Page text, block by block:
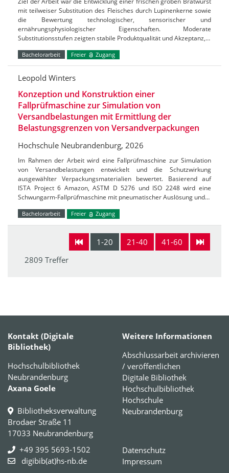
mit teilweiser Substitution des Fleisches durch Lupinenkerne sowie
die Bewertung technologischer, sensorischer und
ernährungsphysiologischer Eigenschaften. Moderate
Substitutionsstufen zeigten stabile Produktqualität und Akzeptanz,…
Bachelorarbeit Freier Zugang
Leopold Winters
Konzeption und Konstruktion einer
Fallprüfmaschine zur Simulation von
Versandbelastungen mit Ermittlung der
Belastungsgrenzen von Versandverpackungen
Hochschule Neubrandenburg, 2026
Im Rahmen der Arbeit wird eine Fallprüfmaschine zur Simulation
von Versandbelastungen entwickelt und die Schutzwirkung
ausgewählter Verpackungsmaterialien bewertet. Basierend auf
ISTA Project 6 Amazon, ASTM D 5276 und ISO 2248 wird eine
Schwungarm-Fallprüfmaschine mit pneumatischer Auslösung und…
Bachelorarbeit Freier Zugang
1-20 21-40
41-60
2809 Treffer
Kontakt (Digitale
Bibliothek)
Hochschulbibliothek
Neubrandenburg
Axana Goele
Bibliotheksverwaltung
Brodaer Straße 11
17033 Neubrandenburg
+49 395 5693-1502
digibib(at)hs-nb.de
Weitere Informationen
Abschlussarbeit archivieren
/ veröffentlichen
Digitale Bibliothek
Hochschulbibliothek
Hochschule
Neubrandenburg
Datenschutz
Impressum